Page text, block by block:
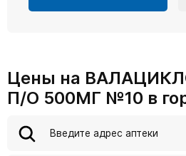
Цены на
П/О 500МГ №10 в